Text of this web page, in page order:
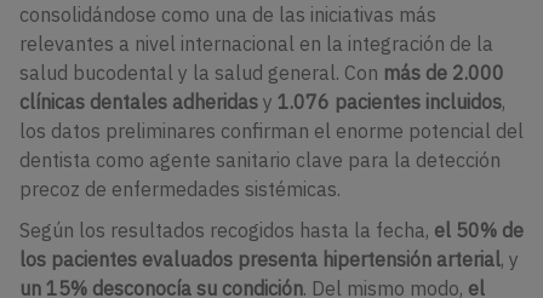
consolidándose como una de las iniciativas más
relevantes a nivel internacional en la integración de la
salud bucodental y la salud general. Con más de 2.000
clínicas dentales adheridas y 1.076 pacientes incluidos,
los datos preliminares confirman el enorme potencial del
dentista como agente sanitario clave para la detección
precoz de enfermedades sistémicas.
Según los resultados recogidos hasta la fecha, el 50% de
los pacientes evaluados presenta hipertensión arterial, y
un 15% desconocía su condición. Del mismo modo, el